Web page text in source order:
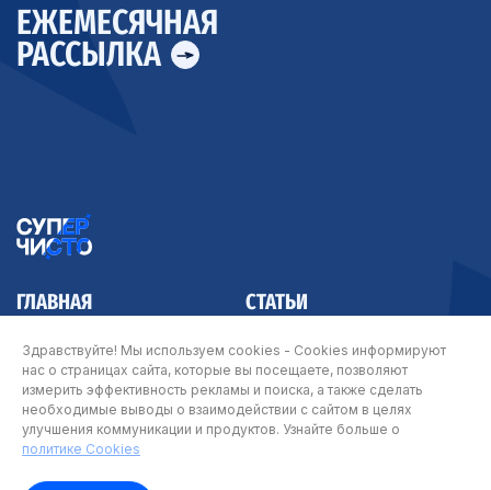
ЕЖЕМЕСЯЧНАЯ
РАССЫЛКА
ГЛАВНАЯ
СТАТЬИ
КОНТАКТЫ
© Арнест ЮниРусь 2026
пользования сайтом
Здравствуйте! Мы используем cookies - Cookies информируют
нас о страницах сайта, которые вы посещаете, позволяют
измерить эффективность рекламы и поиска, а также сделать
необходимые выводы о взаимодействии с сайтом в целях
улучшения коммуникации и продуктов. Узнайте больше о
политике Cookies